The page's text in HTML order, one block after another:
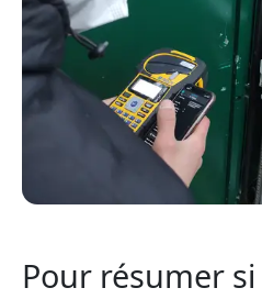
Pour résumer